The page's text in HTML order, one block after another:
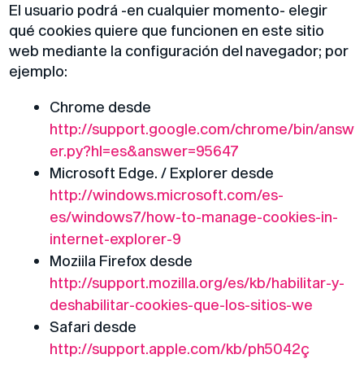
El usuario podrá -en cualquier momento- elegir
qué cookies quiere que funcionen en este sitio
web mediante la configuración del navegador; por
ejemplo:
Chrome desde
http://support.google.com/chrome/bin/answ
er.py?hl=es&answer=95647
Microsoft Edge. / Explorer desde
http://windows.microsoft.com/es-
es/windows7/how-to-manage-cookies-in-
internet-explorer-9
Moziila Firefox desde
http://support.mozilla.org/es/kb/habilitar-y-
deshabilitar-cookies-que-los-sitios-we
Safari desde
http://support.apple.com/kb/ph5042ç